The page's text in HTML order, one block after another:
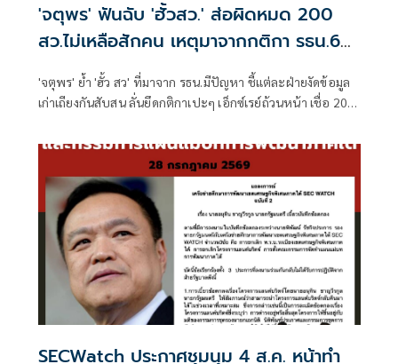
'จตุพร' ฟันฉับ 'ฮั้วสว.' ส่อผิดหมด 200
สว.ไม่เหลือสักคน เหตุมาจากกติกา รธน.60
เป็นปัญหา
'จตุพร' ย้ำ 'ฮั้ว สว' ที่มาจาก รธน.มีปัญหา ชี้แต่ละฝ่ายงัดข้อมูล
เก่าเถียงกันสับสน ลั่นยึดกติกาเปะๆ เอ็กซ์เรย์ถ้วนหน้า เชื่อ 200
SECWatch ประกาศชุมนุม 4 ส.ค. หน้าทำ